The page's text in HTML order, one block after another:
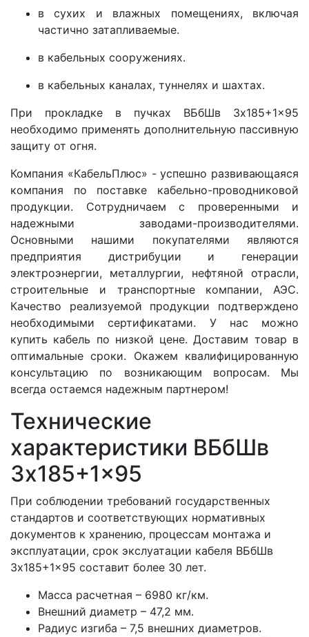
в сухих и влажных помещениях, включая
частично затапливаемые.
в кабельных сооружениях.
в кабельных каналах, туннелях и шахтах.
При прокладке в пучках ВБбШв 3x185+1x95
необходимо применять дополнительную пассивную
защиту от огня.
Компания «КабельПлюс» - успешно развивающаяся
компания по поставке кабельно-проводниковой
продукции. Сотрудничаем с проверенными и
надежными заводами-производителями.
Основными нашими покупателями являются
предприятия дистрибуции и генерации
электроэнергии, металлургии, нефтяной отрасли,
строительные и транспортные компании, АЭС.
Качество реализуемой продукции подтверждено
необходимыми сертификатами. У нас можно
купить кабель по низкой цене. Доставим товар в
оптимальные сроки. Окажем квалифицированную
консультацию по возникающим вопросам. Мы
всегда остаемся надежным партнером!
Технические
характеристики ВБбШв
3x185+1x95
При соблюдении требований государственных
стандартов и соответствующих нормативных
документов к хранению, процессам монтажа и
эксплуатации, срок экслуатации кабеля ВБбШв
3x185+1x95 составит более 30 лет.
Масса расчетная – 6980 кг/км.
Внешний диаметр – 47,2 мм.
Радиус изгиба – 7,5 внешних диаметров.